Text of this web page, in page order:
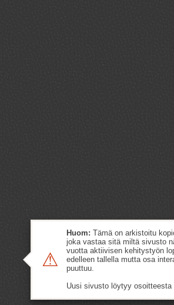
⚠
Huom: Tämä on arkistoitu
joka vastaa sitä miltä sivusto
vuotta aktiivisen kehitystyön
edelleen tallella mutta osa
puuttuu.
Uusi sivusto löytyy osoitteesta